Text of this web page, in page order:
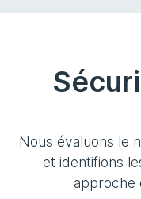
Nous évaluons le
et identifions
approche